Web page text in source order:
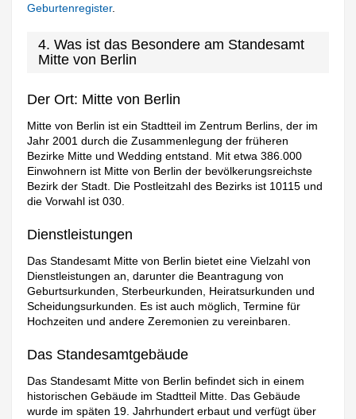
Geburtenregister.
4. Was ist das Besondere am Standesamt
Mitte von Berlin
Der Ort: Mitte von Berlin
Mitte von Berlin ist ein Stadtteil im Zentrum Berlins, der im
Jahr 2001 durch die Zusammenlegung der früheren
Bezirke Mitte und Wedding entstand. Mit etwa 386.000
Einwohnern ist Mitte von Berlin der bevölkerungsreichste
Bezirk der Stadt. Die Postleitzahl des Bezirks ist 10115 und
die Vorwahl ist 030.
Dienstleistungen
Das Standesamt Mitte von Berlin bietet eine Vielzahl von
Dienstleistungen an, darunter die Beantragung von
Geburtsurkunden, Sterbeurkunden, Heiratsurkunden und
Scheidungsurkunden. Es ist auch möglich, Termine für
Hochzeiten und andere Zeremonien zu vereinbaren.
Das Standesamtgebäude
Das Standesamt Mitte von Berlin befindet sich in einem
historischen Gebäude im Stadtteil Mitte. Das Gebäude
wurde im späten 19. Jahrhundert erbaut und verfügt über